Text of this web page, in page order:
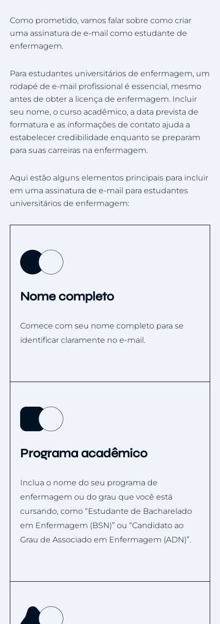
Como prometido, vamos falar sobre como criar
uma assinatura de e-mail como estudante de
enfermagem.
Para estudantes universitários de enfermagem, um
rodapé de e-mail profissional é essencial, mesmo
antes de obter a licença de enfermagem. Incluir
seu nome, o curso acadêmico, a data prevista de
formatura e as informações de contato ajuda a
estabelecer credibilidade enquanto se preparam
para suas carreiras na enfermagem.
Aqui estão alguns elementos principais para incluir
em uma assinatura de e-mail para estudantes
universitários de enfermagem:
Nome completo
Comece com seu nome completo para se
identificar claramente no e-mail.
Programa acadêmico
Inclua o nome do seu programa de
enfermagem ou do grau que você está
cursando, como “Estudante de Bacharelado
em Enfermagem (BSN)” ou “Candidato ao
Grau de Associado em Enfermagem (ADN)”.